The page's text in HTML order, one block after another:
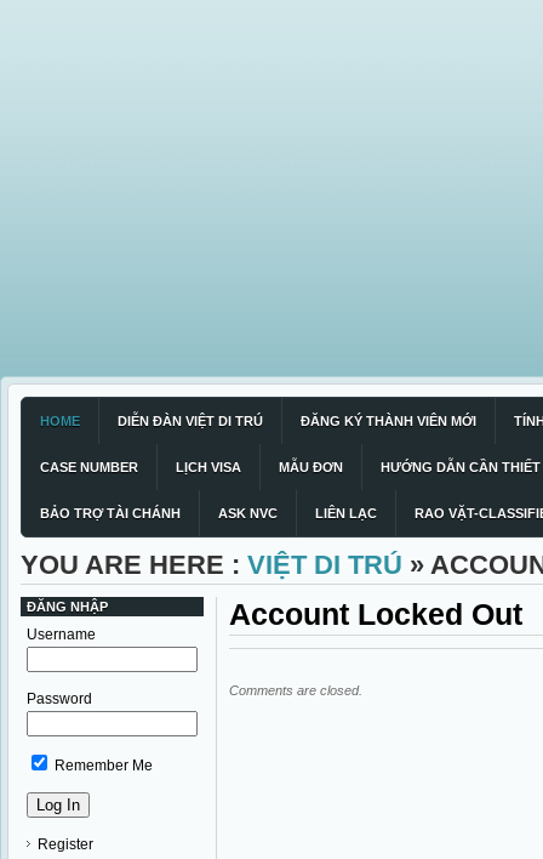
HOME DIỄN ĐÀN VIỆT DI TRÚ ĐĂNG KÝ THÀNH VIÊN MỚI
CASE NUMBER LỊCH VISA MẪU ĐƠN HƯỚNG DẪN CẦN THIẾT
BẢO TRỢ TÀI CHÁNH ASK NVC LIÊN LẠC RAO VẶT-
YOU ARE HERE : VIỆT DI TRÚ »
ĐĂNG NHẬP
Username
Password
Remember Me
Register
Account Locked Out
Comments are closed.